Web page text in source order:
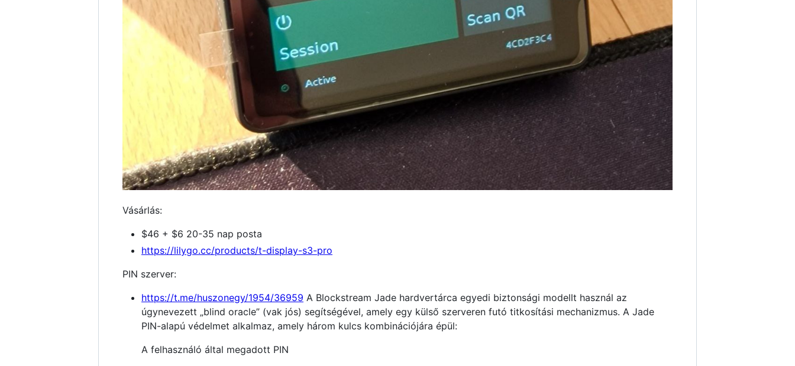
Vásárlás:
$46 + $6 20-35 nap posta
https://lilygo.cc/products/t-display-s3-pro
PIN szerver:
https://t.me/huszonegy/1954/36959 A Blockstream Jade hardvertárca egyedi biztonsági modellt használ az
úgynevezett „blind oracle” (vak jós) segítségével, amely egy külső szerveren futó titkosítási mechanizmus. A Jade
PIN-alapú védelmet alkalmaz, amely három kulcs kombinációjára épül:
A felhasználó által megadott PIN